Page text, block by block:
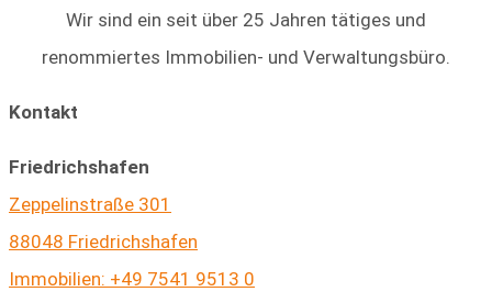
Wir sind ein seit über 25 Jahren tätiges und
renommiertes Immobilien- und Verwaltungsbüro.
Kontakt
Friedrichshafen
Zeppelinstraße 301
88048 Friedrichshafen
Immobilien: +49 7541 9513 0